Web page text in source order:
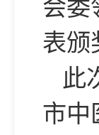
会委
表颁
此
市中